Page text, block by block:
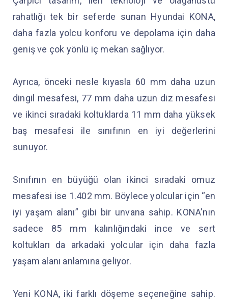
rahatlığı tek bir seferde sunan Hyundai KONA,
daha fazla yolcu konforu ve depolama için daha
geniş ve çok yönlü iç mekan sağlıyor.
Ayrıca, önceki nesle kıyasla 60 mm daha uzun
dingil mesafesi, 77 mm daha uzun diz mesafesi
ve ikinci sıradaki koltuklarda 11 mm daha yüksek
baş mesafesi ile sınıfının en iyi değerlerini
sunuyor.
Sınıfının en büyüğü olan ikinci sıradaki omuz
mesafesi ise 1.402 mm. Böylece yolcular için “en
iyi yaşam alanı” gibi bir unvana sahip. KONA'nın
sadece 85 mm kalınlığındaki ince ve sert
koltukları da arkadaki yolcular için daha fazla
yaşam alanı anlamına geliyor.
Yeni KONA, iki farklı döşeme seçeneğine sahip.